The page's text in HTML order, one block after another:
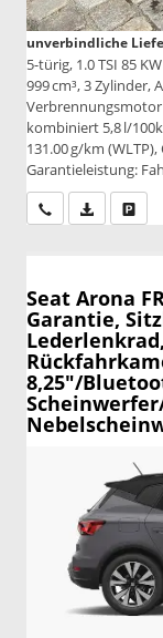
unverbindliche
5-türig, 1.0 TSI 85
999 cm³, 3 Zylinder,
Verbrennungsmotor
kombiniert 5,8 l/
131.00 g/km
Garantieleistung:
Wir rufen Sie an
PDF-
Seat Arona
Garantie,
8,25"/